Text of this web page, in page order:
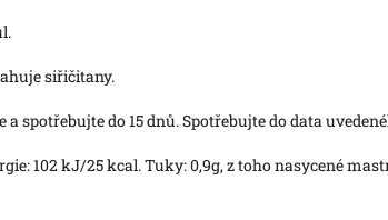
siřičitany.
spotřebujte do 15 dnů. Spotřebujte do data
102 kJ/25 kcal. Tuky: 0,9g, z toho nasycené